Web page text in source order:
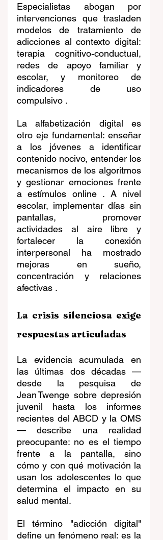
Especialistas abogan por
intervenciones que trasladen
modelos de tratamiento de
adicciones al contexto digital:
terapia cognitivo‑conductual,
redes de apoyo familiar y
escolar, y monitoreo de
indicadores de uso
compulsivo .
La alfabetización digital es
otro eje fundamental: enseñar
a los jóvenes a identificar
contenido nocivo, entender los
mecanismos de los algoritmos
y gestionar emociones frente
a estímulos online . A nivel
escolar, implementar días sin
pantallas, promover
actividades al aire libre y
fortalecer la conexión
interpersonal ha mostrado
mejoras en sueño,
concentración y relaciones
afectivas .
La crisis silenciosa exige
respuestas articuladas
La evidencia acumulada en
las últimas dos décadas —
desde la pesquisa de
Jean Twenge sobre depresión
juvenil hasta los informes
recientes del ABCD y la OMS
— describe una realidad
preocupante: no es el tiempo
frente a la pantalla, sino
cómo y con qué motivación la
usan los adolescentes lo que
determina el impacto en su
salud mental.
El término "adicción digital"
define un fenómeno real: es la